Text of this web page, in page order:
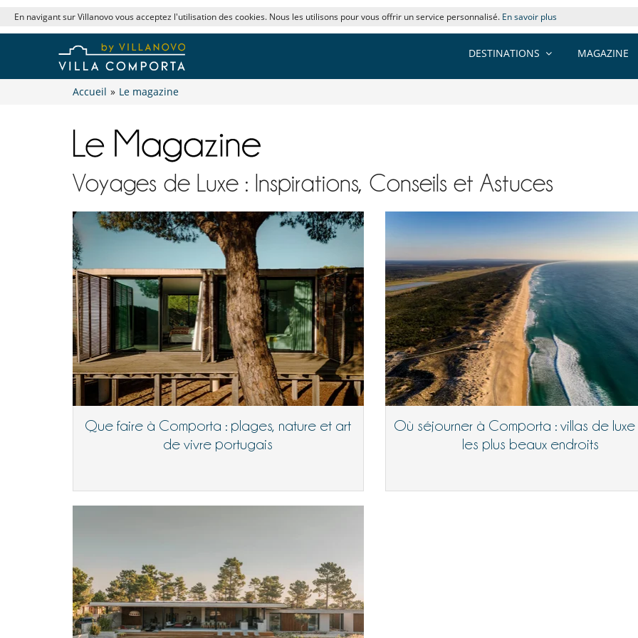
En navigant sur Villanovo vous acceptez l'utilisation des cookies. Nous les utilisons pour vous offrir un service personnalisé. En savoir plus
MAGAZINE
DESTINATIONS
Accueil » Le magazine
Voyages de Luxe : Inspirations, Conseils et Astuces
Que faire à Comporta : plages, nature et art
de vivre portugais
Où séjourner à Comporta : villas de luxe
les plus beaux endroits